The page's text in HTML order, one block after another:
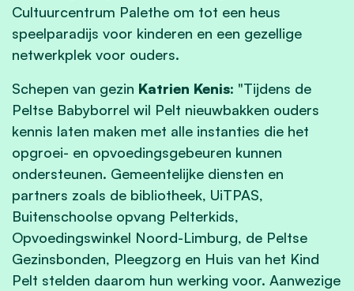
Cultuurcentrum Palethe om tot een heus
speelparadijs voor kinderen en een gezellige
netwerkplek voor ouders.
Schepen van gezin Katrien Kenis: "Tijdens de
Peltse Babyborrel wil Pelt nieuwbakken ouders
kennis laten maken met alle instanties die het
opgroei- en opvoedingsgebeuren kunnen
ondersteunen. Gemeentelijke diensten en
partners zoals de bibliotheek, UiTPAS,
Buitenschoolse opvang Pelterkids,
Opvoedingswinkel Noord-Limburg, de Peltse
Gezinsbonden, Pleegzorg en Huis van het Kind
Pelt stelden daarom hun werking voor. Aanwezige